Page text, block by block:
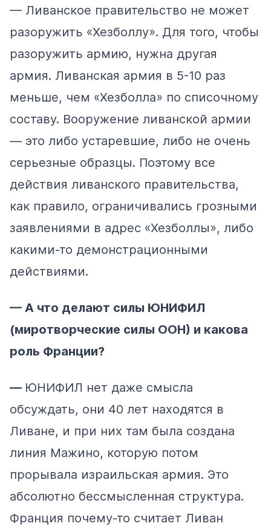
— Ливанское правительство не может
разоружить «Хезболлу». Для того, чтобы
разоружить армию, нужна другая
армия. Ливанская армия в 5-10 раз
меньше, чем «Хезболла» по списочному
составу. Вооружение ливанской армии
— это либо устаревшие, либо не очень
серьезные образцы. Поэтому все
действия ливанского правительства,
как правило, ограничивались грозными
заявлениями в адрес «Хезболлы», либо
какими-то демонстрационными
действиями.
— А что делают силы ЮНИФИЛ
(миротворческие силы ООН) и какова
роль Франции?
— ЮНИФИЛ нет даже смысла
обсуждать, они 40 лет находятся в
Ливане, и при них там была создана
линия Мажино, которую потом
прорывала израильская армия. Это
абсолютно бессмысленная структура.
Франция почему-то считает Ливан